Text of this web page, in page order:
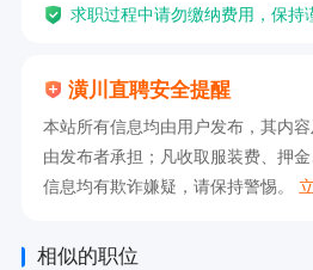
求职过程中请勿缴纳费用，保持
潢川直聘安全提醒
本站所有信息均由用户发布，其内
由发布者承担；凡收取服装费、押
信息均有欺诈嫌疑，请保持警惕。
相似的职位